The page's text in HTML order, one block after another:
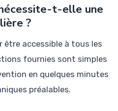
t-elle une
?
être accessible à tous les
fournies sont simples
en quelques minutes
préalables.